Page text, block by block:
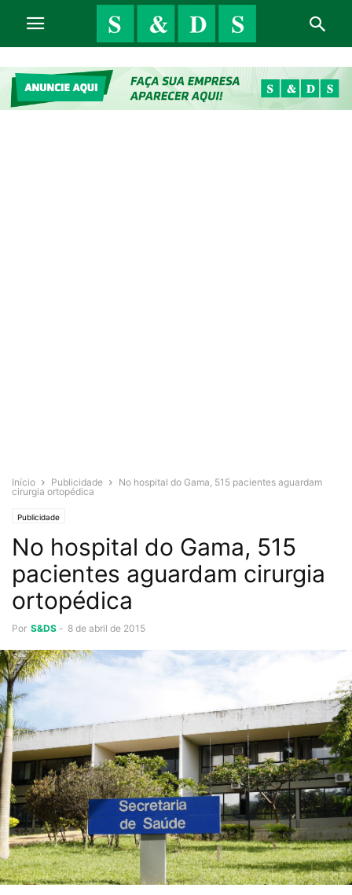
Início Publicidade
No hospital do Gama, 515 pacientes aguardam
cirurgia ortopédica
Publicidade
No hospital do Gama, 515
pacientes aguardam cirurgia
ortopédica
Por S&DS - 8 de abril de 2015